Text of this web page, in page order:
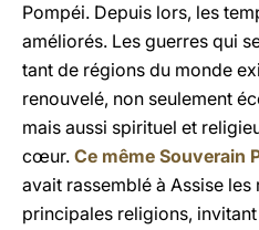
Pompéi. Depuis lors, les
améliorés. Les guerres qui
tant de régions du monde
renouvelé, non seulement
mais aussi spirituel et
cœur. Ce même Souverain
avait rassemblé à Assise
principales religions,